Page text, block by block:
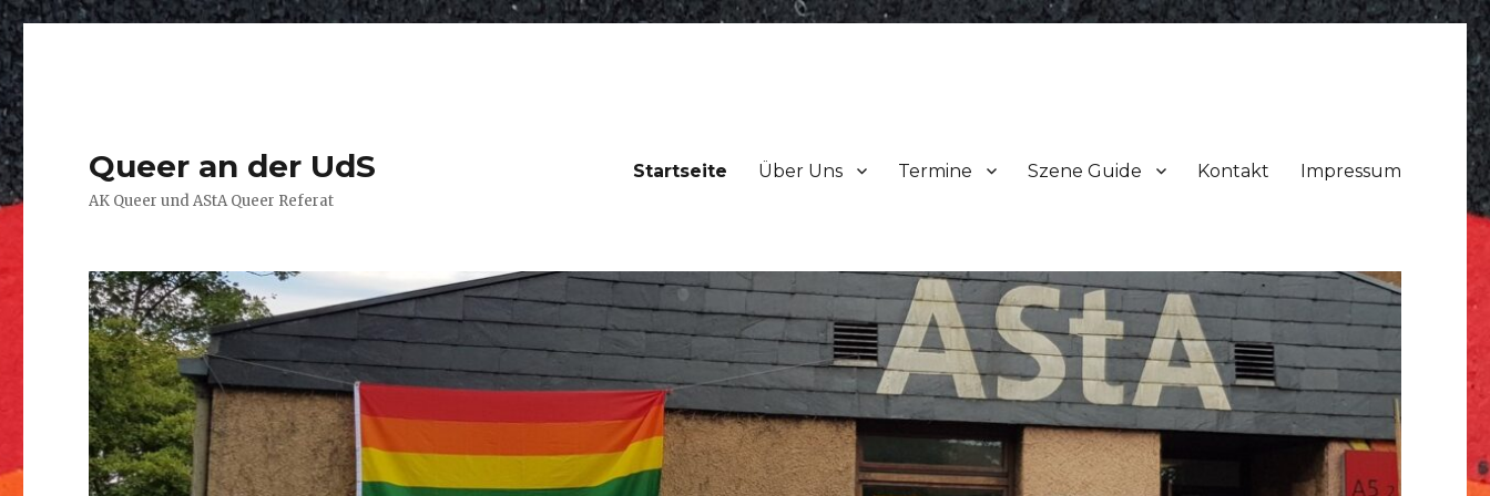
Queer an der UdS
AK Queer und AStA Queer Referat
Startseite Über Uns Termine Szene Guide Kontakt Impressum